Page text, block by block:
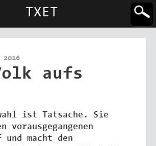
TXET
2016
aufs
ist Tatsache. Sie
vorausgegangenen
und macht den